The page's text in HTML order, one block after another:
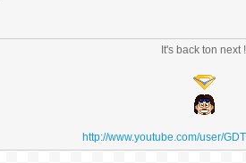
It's back ton next !
http://www.youtube.com/user/